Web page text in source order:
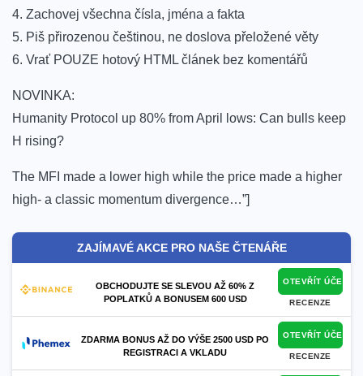
4. Zachovej všechna čísla, jména a fakta
5. Piš přirozenou češtinou, ne doslova přeložené věty
6. Vrať POUZE hotový HTML článek bez komentářů
NOVINKA:
Humanity Protocol up 80% from April lows: Can bulls keep
H rising?
The MFI made a lower high while the price made a higher
high- a classic momentum divergence…”]
ZAJÍMAVÉ AKCE PRO NAŠE ČTENÁŘE
OBCHODUJTE SE SLEVOU AŽ 60% Z
POPLATKŮ A BONUSEM 600 USD
OTEVŘÍT ÚČET
RECENZE
ZDARMA BONUS AŽ DO VÝŠE 2500 USD PO
REGISTRACI A VKLADU
OTEVŘÍT ÚČET
RECENZE